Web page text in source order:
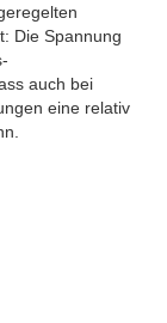
Die Spannung
auch bei
eine relativ